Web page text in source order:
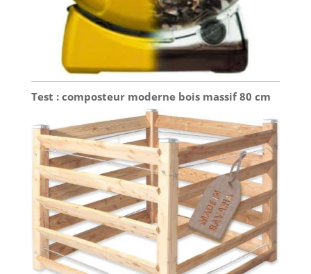
Test : composteur moderne bois massif 80 cm